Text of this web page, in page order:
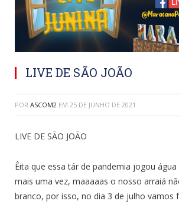
LIVE DE SÃO JOÃO
POR ASCOM2 EM 25 DE JUNHO DE 2021
LIVE DE SÃO JOÃO
Êita que essa tár de pandemia jogou
mais uma vez, maaaaas o nosso arraiá
branco, por isso, no dia 3 de julho vamos